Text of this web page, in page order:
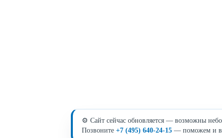
⚙️ Сайт сейчас обновляется — возможны
Позвоните +7 (495) 640-24-15— поможем и